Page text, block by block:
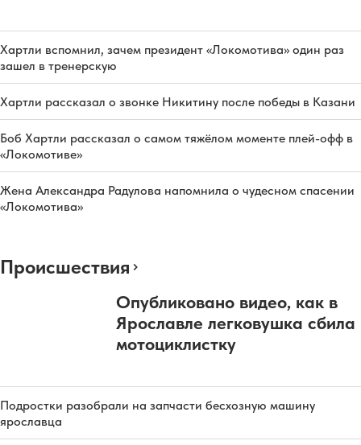
Хартли вспомнил, зачем президент «Локомотива» один раз
зашел в тренерскую
Хартли рассказал о звонке Никитину после победы в Казани
Боб Хартли рассказал о самом тяжёлом моменте плей-офф в
«Локомотиве»
Жена Александра Радулова напомнила о чудесном спасении
«Локомотива»
Происшествия
Опубликовано видео, как в
Ярославле легковушка сбила
мотоциклистку
Подростки разобрали на запчасти бесхозную машину
ярославца